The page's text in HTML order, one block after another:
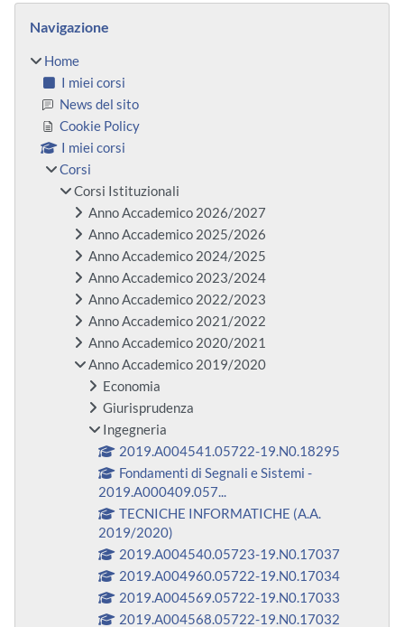
Blocchi
Navigazione
Home
I miei corsi
News del sito
Cookie Policy
I miei corsi
Corsi
Corsi Istituzionali
Anno Accademico 2026/2027
Anno Accademico 2025/2026
Anno Accademico 2024/2025
Anno Accademico 2023/2024
Anno Accademico 2022/2023
Anno Accademico 2021/2022
Anno Accademico 2020/2021
Anno Accademico 2019/2020
Economia
Giurisprudenza
Ingegneria
2019.A004541.05722-19.N0.18295
Fondamenti di Segnali e Sistemi -
2019.A000409.057...
TECNICHE INFORMATICHE (A.A.
2019/2020)
2019.A004540.05723-19.N0.17037
2019.A004960.05722-19.N0.17034
2019.A004569.05722-19.N0.17033
2019.A004568.05722-19.N0.17032